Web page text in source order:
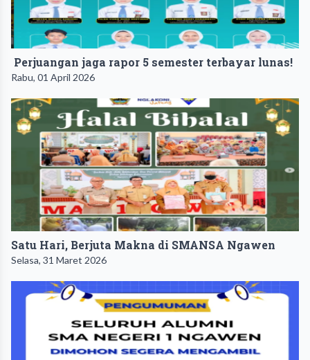
Perjuangan jaga rapor 5 semester terbayar lunas!
Rabu, 01 April 2026
Satu Hari, Berjuta Makna di SMANSA Ngawen
Selasa, 31 Maret 2026